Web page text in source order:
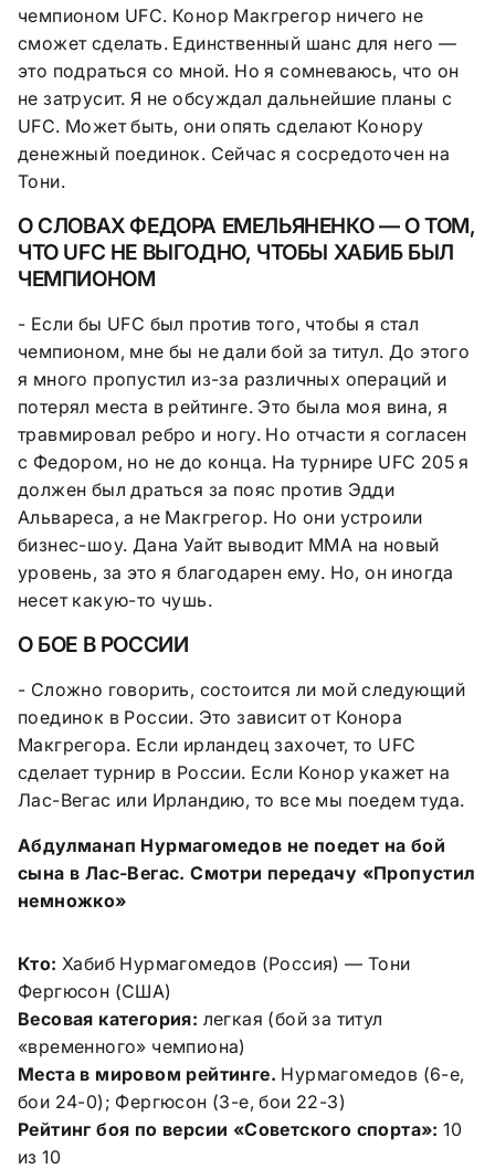
чемпионом UFC. Конор Макгрегор ничего не
сможет сделать. Единственный шанс для него —
это подраться со мной. Но я сомневаюсь, что он
не затрусит. Я не обсуждал дальнейшие планы с
UFC. Может быть, они опять сделают Конору
денежный поединок. Сейчас я сосредоточен на
Тони.
О СЛОВАХ ФЕДОРА ЕМЕЛЬЯНЕНКО — О ТОМ,
ЧТО UFC НЕ ВЫГОДНО, ЧТОБЫ ХАБИБ БЫЛ
ЧЕМПИОНОМ
- Если бы UFC был против того, чтобы я стал
чемпионом, мне бы не дали бой за титул. До этого
я много пропустил из-за различных операций и
потерял места в рейтинге. Это была моя вина, я
травмировал ребро и ногу. Но отчасти я согласен
с Федором, но не до конца. На турнире UFC 205 я
должен был драться за пояс против Эдди
Альвареса, а не Макгрегор. Но они устроили
бизнес-шоу. Дана Уайт выводит ММА на новый
уровень, за это я благодарен ему. Но, он иногда
несет какую-то чушь.
О БОЕ В РОССИИ
- Сложно говорить, состоится ли мой следующий
поединок в России. Это зависит от Конора
Макгрегора. Если ирландец захочет, то UFC
сделает турнир в России. Если Конор укажет на
Лас-Вегас или Ирландию, то все мы поедем туда.
Абдулманап Нурмагомедов не поедет на бой
сына в Лас-Вегас. Смотри передачу «Пропустил
немножко»
Кто: Хабиб Нурмагомедов (Россия) — Тони
Фергюсон (США)
Весовая категория: легкая (бой за титул
«временного» чемпиона)
Места в мировом рейтинге. Нурмагомедов (6-е,
бои 24-0); Фергюсон (3-е, бои 22-3)
Рейтинг боя по версии «Советского спорта»: 10
из 10